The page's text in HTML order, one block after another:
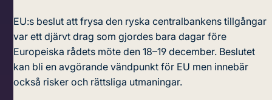
EU:s beslut att frysa den ryska centralbankens tillgångar
var ett djärvt drag som gjordes bara dagar före
Europeiska rådets möte den 18–19 december. Beslutet
kan bli en avgörande vändpunkt för EU men innebär
också risker och rättsliga utmaningar.